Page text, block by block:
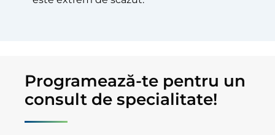
Programează-te pentru un
consult de specialitate!